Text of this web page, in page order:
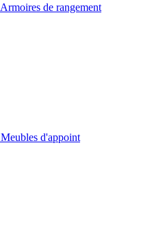
Armoires de rangement
Meubles d'appoint